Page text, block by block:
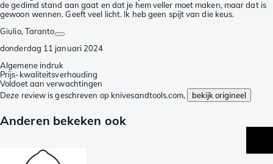
de gedimd stand aan gaat en dat je hem veller moet maken, maar dat is
gewoon wennen. Geeft veel licht. Ik heb geen spijt van die keus.
Giulio, Taranto
donderdag 11 januari 2024
Algemene indruk
Prijs-kwaliteitsverhouding
Voldoet aan verwachtingen
Deze review is geschreven op knivesandtools.com,
bekijk origineel
Anderen bekeken ook